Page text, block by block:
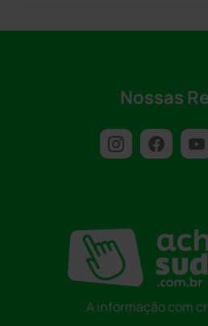
Nossas
A informação com